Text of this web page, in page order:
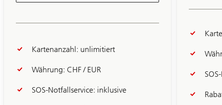
Kartenanzahl: unlimitiert
Währung: CHF / EUR
SOS-Notfallservice: inklusive